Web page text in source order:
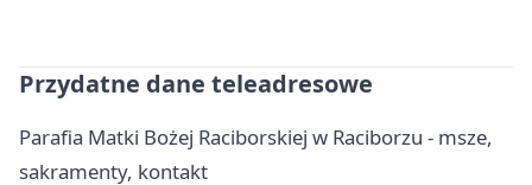
Przydatne dane teleadresowe
Parafia Matki Bożej Raciborskiej w Raciborzu - msze,
sakramenty, kontakt